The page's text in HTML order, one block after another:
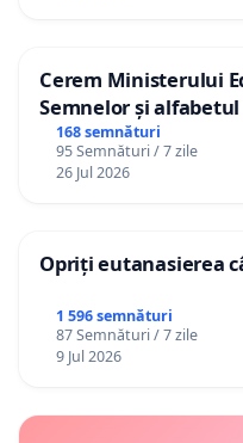
Cerem Ministerului
Semnelor și
Republica Moldova!
168 semnături
95 Semnături / 7 zile
26 Jul 2026
Opriți eutanasierea
1 596 semnături
87 Semnături / 7 zile
9 Jul 2026